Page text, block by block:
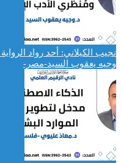
نجيب الكيلاني: أحد رواد
وجيه يعقوب السيد-مصر-